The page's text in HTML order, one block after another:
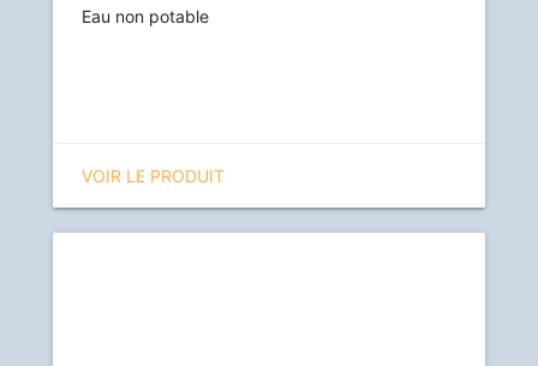
Eau non potable
VOIR LE PRODUIT